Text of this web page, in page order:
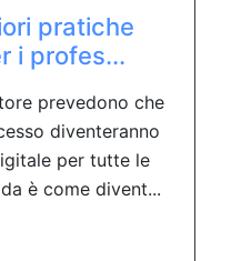
pratiche
i profes...
prevedono che
diventeranno
per tutte le
è come divent...